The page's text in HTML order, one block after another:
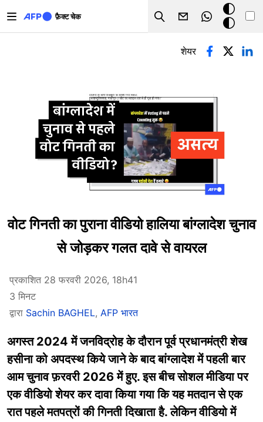
फ़ैक्ट चेक
Search
डार्क
मोड
प्राथमिक टैब्स
शेयर
वोट गिनती का पुराना वीडियो हालिया बांग्लादेश चुनाव
से जोड़कर गलत दावे से वायरल
प्रकाशित 28 फरवरी 2026, 18h41
3 मिनट
द्वारा Sachin BAGHEL, AFP भारत
अगस्त 2024 में जनविद्रोह के दौरान पूर्व प्रधानमंत्री शेख
हसीना को अपदस्थ किये जाने के बाद बांग्लादेश में पहली बार
आम चुनाव फ़रवरी 2026 में हुए. इस बीच सोशल मीडिया पर
एक वीडियो शेयर कर दावा किया गया कि यह मतदान से एक
रात पहले मतपत्रों की गिनती दिखाता है. लेकिन वीडियो में